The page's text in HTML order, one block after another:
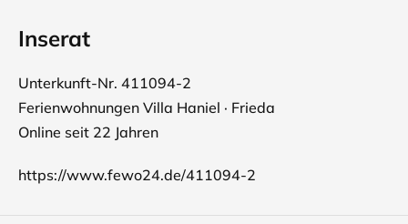
Inserat
Unterkunft-Nr. 411094-2
Ferienwohnungen Villa Haniel · Frieda
Online seit 22 Jahren
https://www.fewo24.de/411094-2